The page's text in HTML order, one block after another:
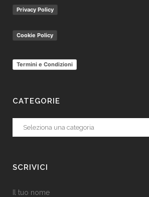
Privacy Policy
Cookie Policy
Termini e Condizioni
CATEGORIE
Categorie
SCRIVICI
Il tuo nome